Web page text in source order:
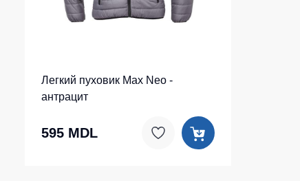
Легкий пуховик Max Neo -
антрацит
595 MDL